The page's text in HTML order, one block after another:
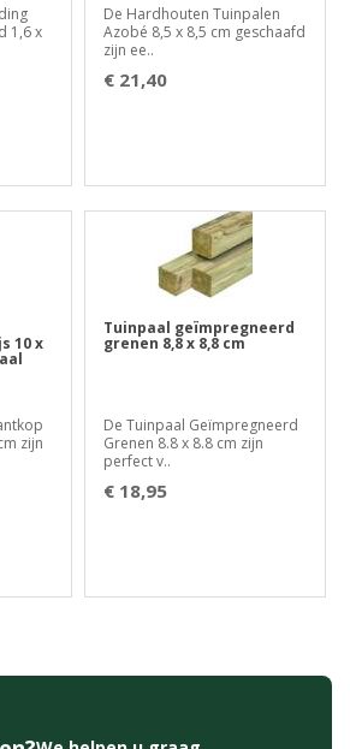
1,6 x
De Hardhouten Tuinpalen
Azobé 8,5 x 8,5 cm geschaafd
zijn ee..
€ 21,40
10 x
zijn
Tuinpaal geïmpregneerd
grenen 8,8 x 8,8 cm
De Tuinpaal Geïmpregneerd
Grenen 8.8 x 8.8 cm zijn
perfect v..
€ 18,95